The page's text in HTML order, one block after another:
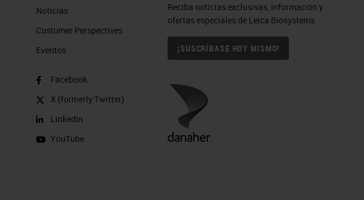
Noticias
Customer Perspectives​
Eventos
Facebook
X (formerly Twitter)
LinkedIn
YouTube
Reciba noticias exclusivas, información y
ofertas especiales de Leica Biosystems
¡SUSCRÍBASE HOY MISMO!